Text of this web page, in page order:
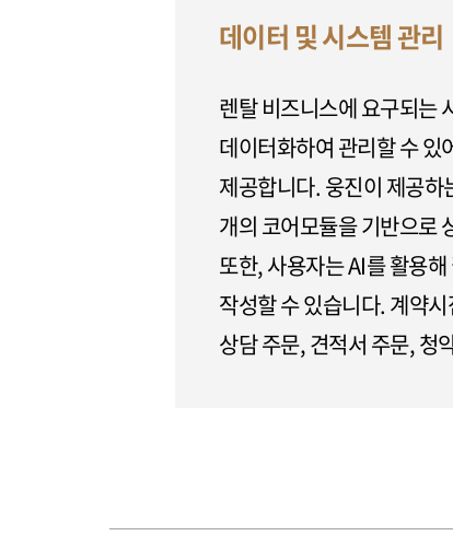
데이터 및 시스템 관리
렌탈 비즈니스에 요구되는
데이터화하여 관리할 수 있
제공합니다. 웅진이 제공
개의 코어모듈을 기반으로
또한, 사용자는 AI를 활용
작성할 수 있습니다. 계약
상담 주문, 견적서 주문, 청